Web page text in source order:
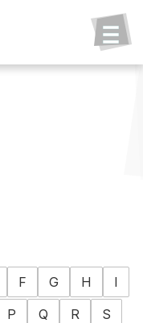
F G H
I
P Q R
S